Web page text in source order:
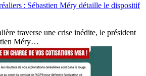
: Sébastien Méry détaille le dispositif
traverse une crise inédite, le président
Méry…